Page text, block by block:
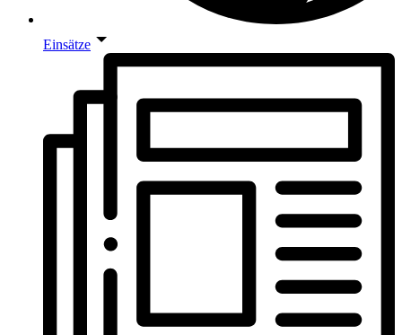
Einsätze